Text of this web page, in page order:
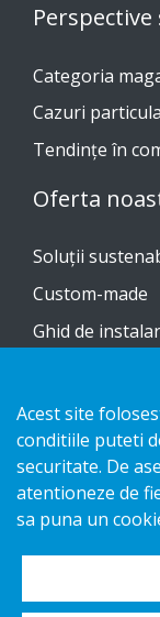
Categoria
Cazuri
Tendinţe în
Oferta
Soluții
Custom-made
Ghid de
Contactați-
Notificare
Cookies
Acest site
conditiile puteti
securitate. De
atentioneze de
sa puna un